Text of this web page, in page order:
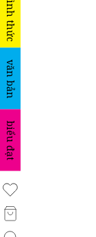
hình thức
văn bản
biểu đạt